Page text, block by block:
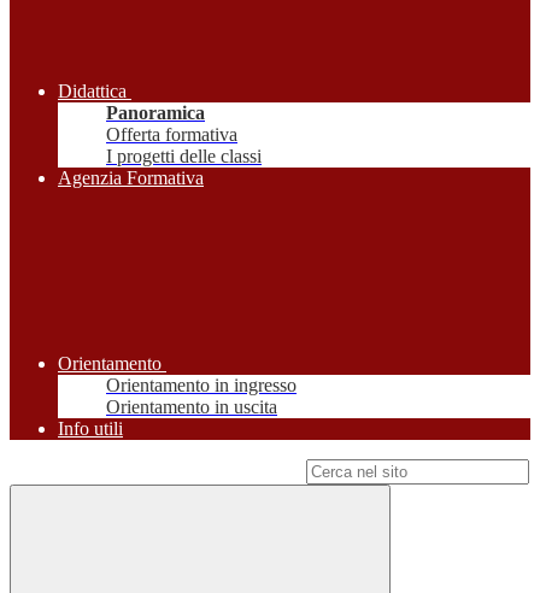
Didattica
Panoramica
Offerta formativa
I progetti delle classi
Agenzia Formativa
Orientamento
Orientamento in ingresso
Orientamento in uscita
Info utili